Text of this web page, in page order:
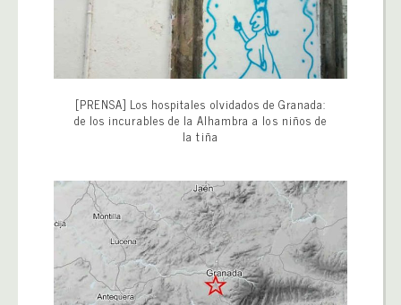
[PRENSA] Los hospitales olvidados de Granada:
de los incurables de la Alhambra a los niños de
la tiña